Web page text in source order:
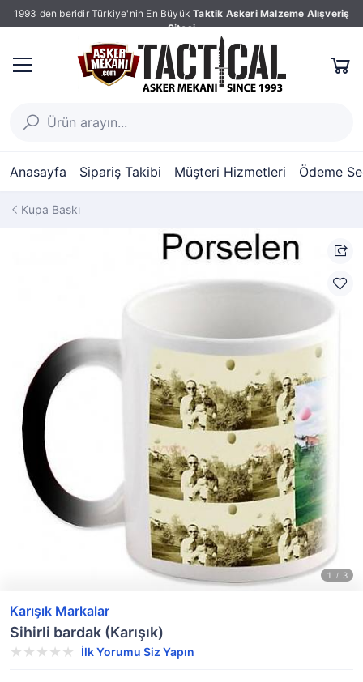
1993 den beridir Türkiye'nin En Büyük Taktik Askeri Malzeme Alışveriş
Sitesi
Anasayfa Sipariş Takibi Müşteri Hizmetleri Ödeme
Kupa Baskı
Karışık Markalar
Sihirli bardak (Karışık)
İlk Yorumu Siz Yapın